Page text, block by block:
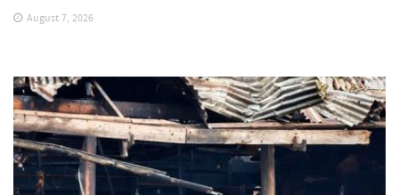
August 7, 2026